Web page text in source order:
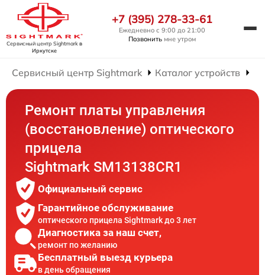
Сервисный центр Sightmarkв
Иркутске
+7 (395) 278-33-61
Ежедневно с 9:00 до 21:00
Позвонить мне утром
Сервисный центр Sightmark Каталог устройств
Ремонт платы управления
(восстановление) оптического
прицела
Sightmark SM13138CR1
Официальный сервис
Гарантийное обслуживание
оптического прицела Sightmark до 3 лет
Диагностика за наш счет,
ремонт по желанию
Бесплатный выезд курьера
в день обращения